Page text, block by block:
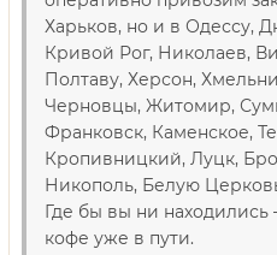
Харьков, но и в Одессу,
Кривой Рог, Николаев,
Полтаву, Херсон,
Черновцы, Житомир,
Франковск, Каменское,
Кропивницкий, Луцк,
Никополь, Белую
Где бы вы ни
кофе уже в пути.